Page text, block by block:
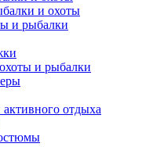
и охоты
и рыбалки
и рыбалки
отдыха